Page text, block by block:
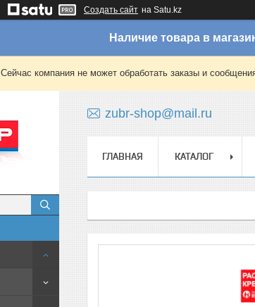
Создать сайт на Satu.kz
Наличие товара в
Сейчас компания не может обработать заказы и
zubr-shop@mail.ru
ГЛАВНАЯ КАТАЛОГ